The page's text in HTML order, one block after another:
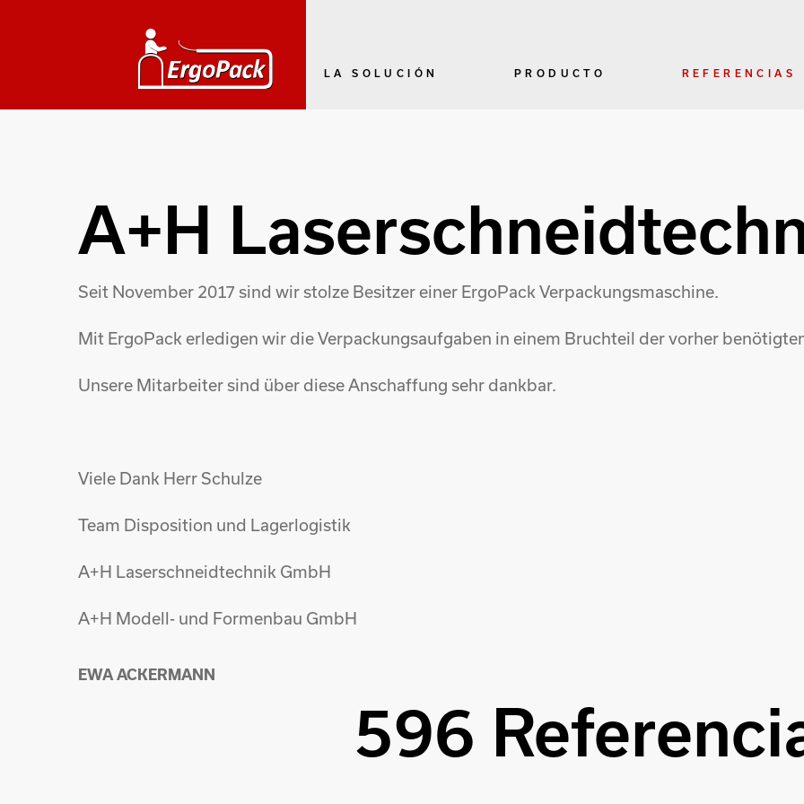
LA SOLUCIÓN PRODUCTO REFERENCIAS
A+H
Seit November 2017 sind wir stolze Besitzer einer ErgoPack Verpackungsmaschine.
Mit ErgoPack erledigen wir die Verpackungsaufgaben in einem Bruchteil der vorher
Unsere Mitarbeiter sind über diese Anschaffung sehr dankbar.
Viele Dank Herr Schulze
Team Disposition und Lagerlogistik
A+H Laserschneidtechnik GmbH
A+H Modell- und Formenbau GmbH
EWA ACKERMANN
596